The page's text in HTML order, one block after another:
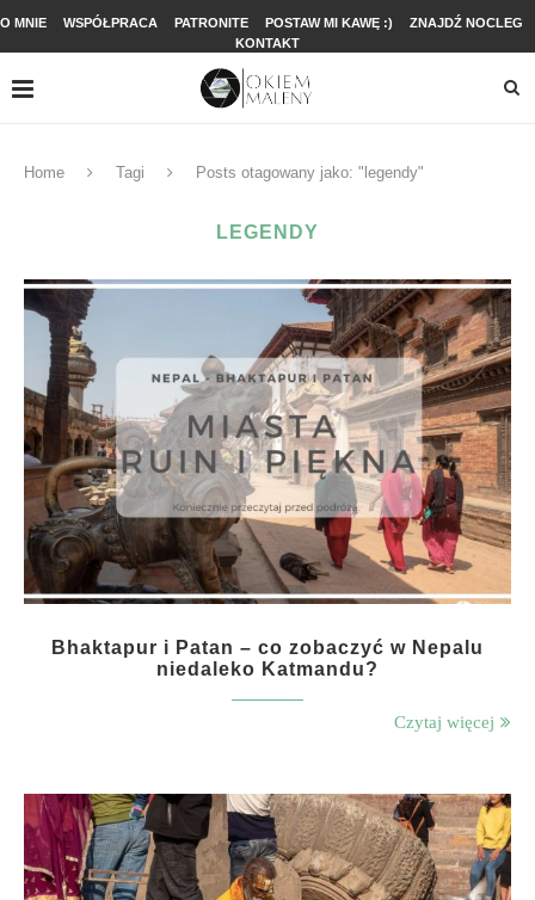
O MNIE WSPÓŁPRACA PATRONITE POSTAW MI KAWĘ :)
ZNAJDŹ NOCLEG
KONTAKT
Home Tagi Posts otagowany jako: "legendy"
LEGENDY
Bhaktapur i Patan – co zobaczyć w Nepalu
niedaleko Katmandu?
Czytaj więcej